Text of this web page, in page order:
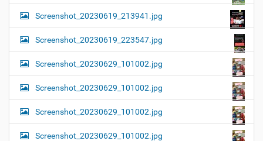
Screenshot_20230619_213941.jpg
Screenshot_20230619_223547.jpg
Screenshot_20230629_101002.jpg
Screenshot_20230629_101002.jpg
Screenshot_20230629_101002.jpg
Screenshot_20230629_101002.jpg